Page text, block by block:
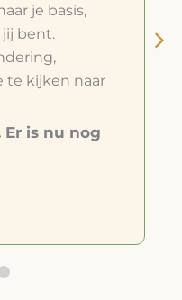
je basis,
jij bent.
te kijken naar
is nu nog